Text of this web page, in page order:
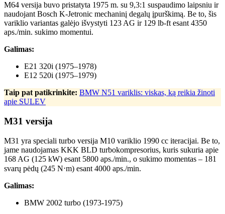
M64 versija buvo pristatyta 1975 m. su 9,3:1 suspaudimo laipsniu ir
naudojant Bosch K-Jetronic mechaninį degalų įpurškimą. Be to, šis
variklio variantas galėjo išvystyti 123 AG ir 129 lb-ft esant 4350
aps./min. sukimo momentui.
Galimas:
E21 320i (1975–1978)
E12 520i (1975–1979)
Taip pat patikrinkite: BMW N51 variklis: viskas, ką reikia žinoti
apie SULEV
M31 versija
M31 yra speciali turbo versija M10 variklio 1990 cc iteracijai. Be to,
jame naudojamas KKK BLD turbokompresorius, kuris sukuria apie
168 AG (125 kW) esant 5800 aps./min., o sukimo momentas – 181
svarų pėdų (245 N⋅m) esant 4000 aps./min.
Galimas:
BMW 2002 turbo (1973-1975)